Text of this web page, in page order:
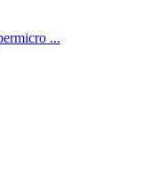
...